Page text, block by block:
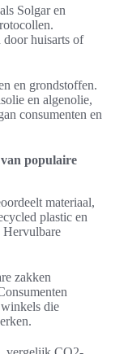
Solgar en
door huisarts of
en grondstoffen.
en algenolie,
consumenten en
populaire
materiaal,
plastic en
Hervulbare
zakken
die